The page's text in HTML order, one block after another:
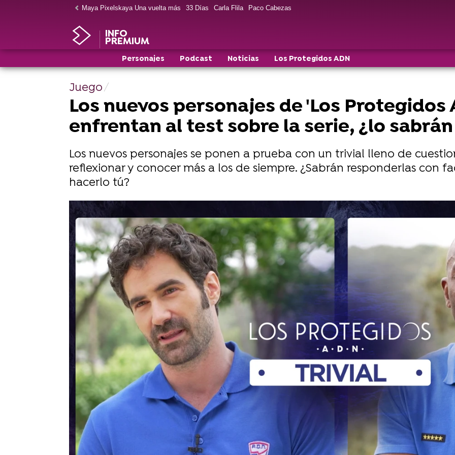
Maya Pixelskaya Una vuelta más 33 Días Carla Flila Paco Cabezas
INFO
PREMIUM
Personajes Podcast Noticias Los Protegidos ADN
Juego
Los nuevos personajes de 'Los Protegidos
enfrentan al test sobre la serie, ¿lo
Los nuevos personajes se ponen a prueba con un trivial lleno de
reflexionar y conocer más a los de siempre. ¿Sabrán responderlas con
hacerlo tú?
Carmen Pardo
Publicado:22 de diciembre de 2022, 12:01 WhatsappFacebook
Emilio Buale, Gabriela Andrada, José Sospedra o Xavi
forman parte del elenco de 'Los Protegidos A.D.N.' Las
nuevas incorporaciones se han atrevido con un divertido juego sobre